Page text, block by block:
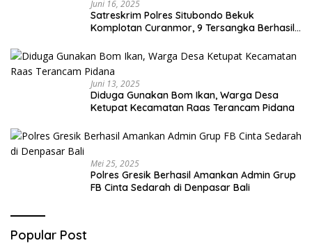
Juni 16, 2025
Satreskrim Polres Situbondo Bekuk
Komplotan Curanmor, 9 Tersangka Berhasil
Juni 13, 2025
Diduga Gunakan Bom Ikan, Warga Desa
Ketupat Kecamatan Raas Terancam Pidana
Mei 25, 2025
Polres Gresik Berhasil Amankan Admin Grup
FB Cinta Sedarah di Denpasar Bali
Popular Post